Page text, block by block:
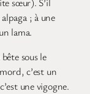
; à une
lama.
sous le
c’est un
une vigogne.